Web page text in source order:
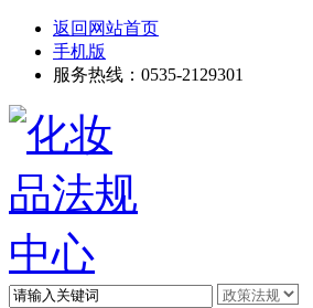
返回网站首页
手机版
服务热线：0535-2129301